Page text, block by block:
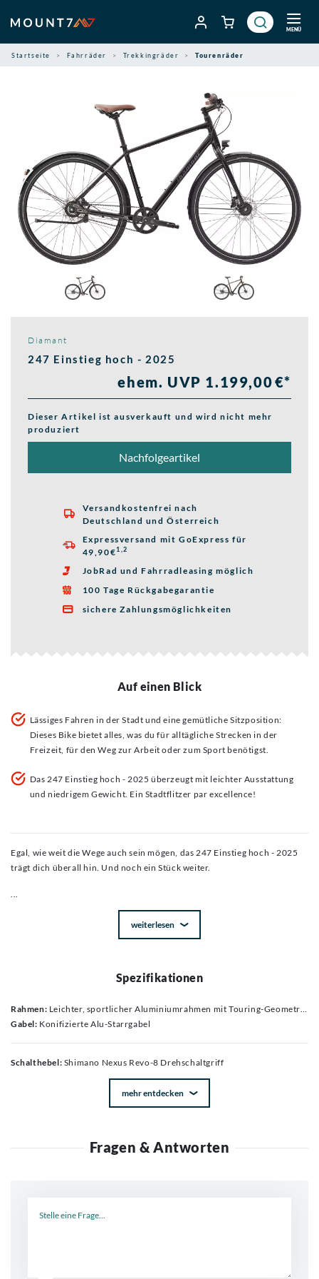
Inhalt
springen
MENÜ
Startseite Fahrräder Trekkingräder Tourenräder
Diamant
247 Einstieg hoch - 2025
ehem. UVP 1.199,00 €*
Dieser Artikel ist ausverkauft und wird nicht mehr
produziert
Nachfolgeartikel

Versandkostenfrei nach
Deutschland und Österreich

Expressversand mit GoExpress für
49,90€1,2
 JobRad und Fahrradleasing möglich
 100 Tage Rückgabegarantie
 sichere Zahlungsmöglichkeiten
Auf einen Blick
Lässiges Fahren in der Stadt und eine gemütliche Sitzposition:
Dieses Bike bietet alles, was du für alltägliche Strecken in der
Freizeit, für den Weg zur Arbeit oder zum Sport benötigst.
Das 247 Einstieg hoch - 2025 überzeugt mit leichter Ausstattung
und niedrigem Gewicht. Ein Stadtflitzer par excellence!
Egal, wie weit die Wege auch sein mögen, das 247 Einstieg hoch - 2025
trägt dich überall hin. Und noch ein Stück weiter.
...
weiterlesen
Spezifikationen
Rahmen: Leichter, sportlicher Aluminiumrahmen mit Touring-Geometrie, innenverlegten Zügen, Riemenantrieb- und DuoTrap-S kompatibel
Gabel: Konifizierte Alu-Starrgabel
Schalthebel: Shimano Nexus Revo-8 Drehschaltgriff
mehr entdecken
Fragen & Antworten